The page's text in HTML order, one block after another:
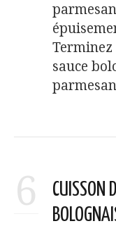
Terminez
sauce
6
CUISSON